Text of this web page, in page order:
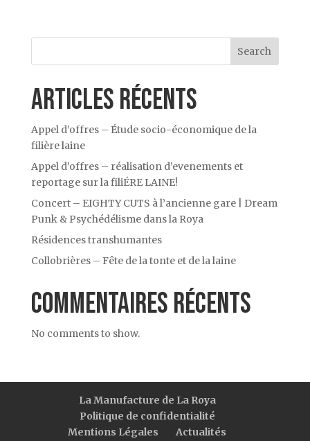
Search
Articles récents
Appel d’offres – Étude socio-économique de la
filière laine
Appel d’offres – réalisation d’evenements et
reportage sur la filiÉRE LAINE!
Concert – EIGHTY CUTS à l’ancienne gare | Dream
Punk & Psychédélisme dans la Roya
Résidences transhumantes
Collobrières – Fête de la tonte et de la laine
Commentaires récents
No comments to show.
La Manufacture de La Roya
Politique de confidentialité
Mentions Légales
Actualités